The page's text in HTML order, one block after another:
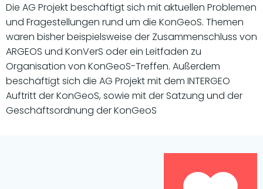
Die AG Projekt beschäftigt sich mit aktuellen Problemen
und Fragestellungen rund um die KonGeoS. Themen
waren bisher beispielsweise der Zusammenschluss von
ARGEOS und KonVerS oder ein Leitfaden zu
Organisation von KonGeoS-Treffen. Außerdem
beschäftigt sich die AG Projekt mit dem INTERGEO
Auftritt der KonGeoS, sowie mit der Satzung und der
Geschäftsordnung der KonGeoS